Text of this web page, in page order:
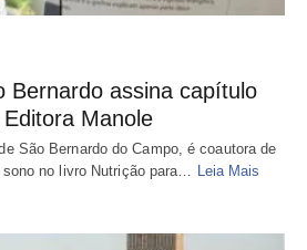
Bernardo assina capítulo
Manole
São Bernardo do Campo, é coautora de
no livro Nutrição para… Leia Mais